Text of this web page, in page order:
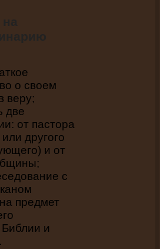
на
о своем
веру;
две
от пастора
другого
и от
с
предмет
и